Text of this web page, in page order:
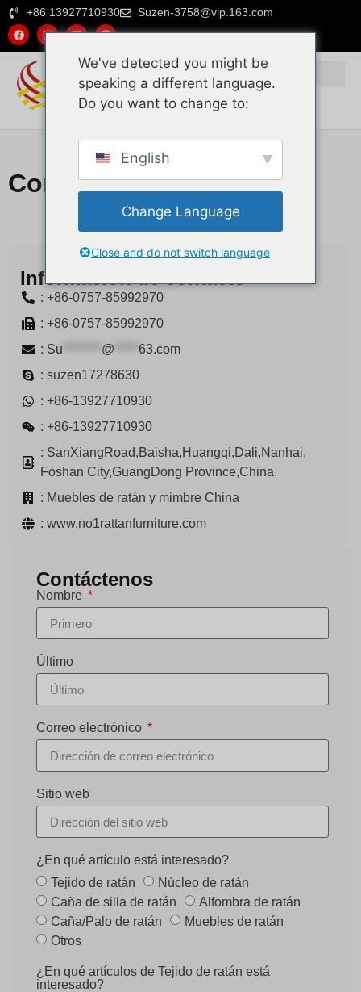
+86 13927710930 Suzen-3758@vip.163.com
Contáctenos
Información de contacto
: +86-0757-85992970
: +86-0757-85992970
: Su @
63.com
: suzen17278630
: +86-13927710930
: +86-13927710930
: SanXiangRoad,Baisha,Huangqi,Dali,Nanhai,
Foshan City,GuangDong Province,China.
: Muebles de ratán y mimbre China
: www.no1rattanfurniture.com
Contáctenos
Nombre
Último
Correo electrónico
Sitio web
¿En qué artículo está interesado?
Tejido de ratán
Núcleo de ratán
Caña de silla de ratán
Alfombra de ratán
Caña/Palo de ratán
Muebles de ratán
Otros
¿En qué artículos de Tejido de ratán está
interesado?
We've detected you might be
speaking a different language.
Do you want to change to:
English
Change Language
Close and do not switch language